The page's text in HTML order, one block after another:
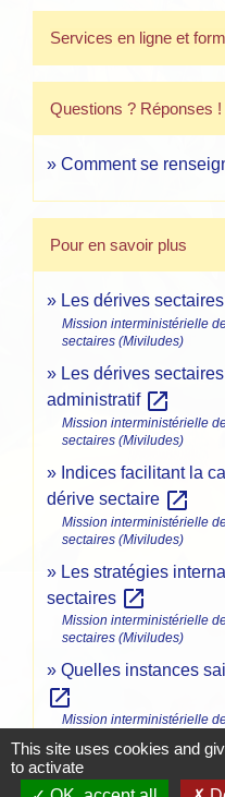
Services en ligne et
Questions ? Réponses !
Comment se
Pour en savoir plus
Les dérives
Mission interministérielle
sectaires (Miviludes)
Les dérives
administratif open_in_new
Mission interministérielle
sectaires (Miviludes)
Indices facilitant la
dérive sectaire open_in_new
Mission interministérielle
sectaires (Miviludes)
Les stratégies
sectaires open_in_new
Mission interministérielle
sectaires (Miviludes)
Quelles instances
open_in_new
Mission interministérielle
La protection des
This site uses cookies and
to activate